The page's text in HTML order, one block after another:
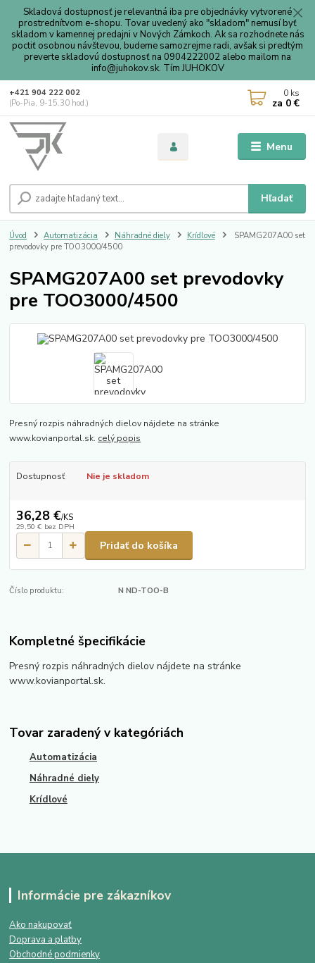
Skladová dostupnosť je relevantná iba pre objednávky vytvorené
prostrednítvom e-shopu. Tovar uvedený ako "skladom" nemusí byť
skladom v kamennej predajni v Nových Zámkoch. Ak sa rozhodnete nás
poctiť osobnou návštevou, budeme samozrejme radi, avšak si predtým
preverte skladovú dostupnosť na 0904222002 alebo mailom na
info@juhokov.sk. Tím JUHOKOV
Menu
Hľadať
+421 904 222 002
(Po-Pia, 9-15.30 hod.)
0 ks
za 0 €
Úvod Automatizácia Náhradné diely Krídlové
SPAMG207A00 set
prevodovky pre TOO3000/4500
SPAMG207A00 set prevodovky
pre TOO3000/4500
Presný rozpis náhradných dielov nájdete na stránke
www.kovianportal.sk. celý popis
Dostupnosť Nie je skladom
36,28 €/KS
29,50 € bez DPH
Pridať do košíka
Číslo produktu: N ND-TOO-B
Kompletné špecifikácie
Presný rozpis náhradných dielov nájdete na stránke
www.kovianportal.sk.
Tovar zaradený v kategóriách
Automatizácia
Náhradné diely
Krídlové
Informácie pre zákazníkov
Ako nakupovať
Doprava a platby
Obchodné podmienky